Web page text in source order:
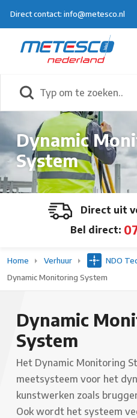
Direct contact: info@metesco.nl
Dynamic
System
Direct uit
Bel direct:
Home Verhuur NDO
Dynamic Monitoring System
Dynamic
System
Het Dynamic Monitoring
meetsysteem voor het
kunstwerken zoals
Ook wordt het systeem